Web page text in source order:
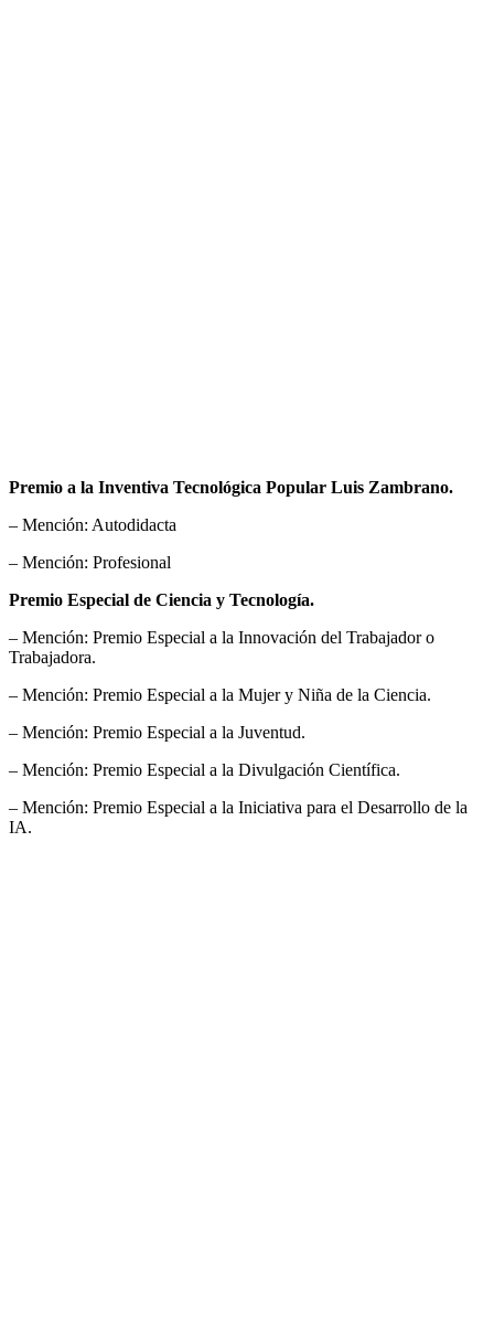
Premio a la Inventiva Tecnológica Popular Luis Zambrano.
– Mención: Autodidacta
– Mención: Profesional
Premio Especial de Ciencia y Tecnología.
– Mención: Premio Especial a la Innovación del Trabajador o
Trabajadora.
– Mención: Premio Especial a la Mujer y Niña de la Ciencia.
– Mención: Premio Especial a la Juventud.
– Mención: Premio Especial a la Divulgación Científica.
– Mención: Premio Especial a la Iniciativa para el Desarrollo de la
IA.